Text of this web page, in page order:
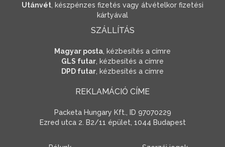
Utánvét , készpénzes fizetés vagy átvételkor fizetési
kártyával
SZÁLLÍTÁS
Magyar posta , kézbesítés a címre
GLS futar , kézbesítés a címre
DPD futar , kézbesítés a címre
REKLAMÁCIÓ CÍME
Packeta Hungary Kft., ID 97070229
Ezred utca 2. B2/11 épület, 1044 Budapest